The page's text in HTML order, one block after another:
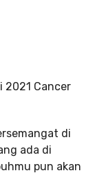
di
ada di
pun akan